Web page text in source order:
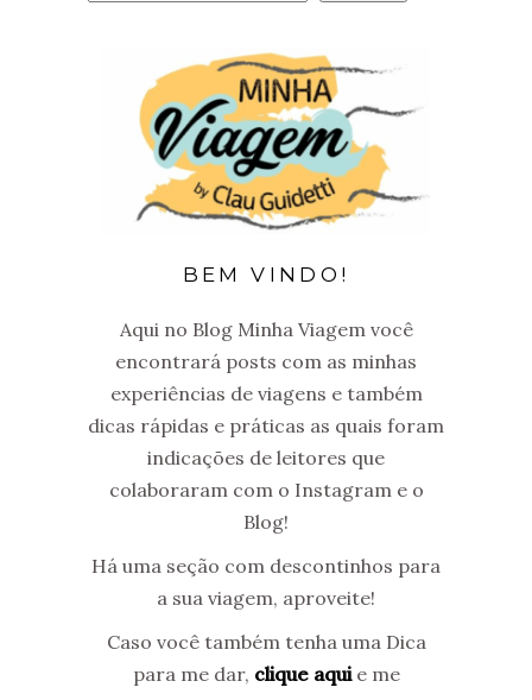
BEM VINDO!
Aqui no Blog Minha Viagem você
encontrará posts com as minhas
experiências de viagens e também
dicas rápidas e práticas as quais foram
indicações de leitores que
colaboraram com o Instagram e o
Blog!
Há uma seção com descontinhos para
a sua viagem, aproveite!
Caso você também tenha uma Dica
para me dar, clique aquie me